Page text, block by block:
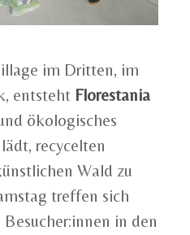
im Dritten, im
entsteht Florestania
ökologisches
recycelten
Wald zu
treffen sich
in den